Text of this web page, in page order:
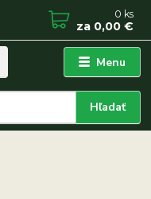
Menu
Hľadať
0 ks
za 0,00 €